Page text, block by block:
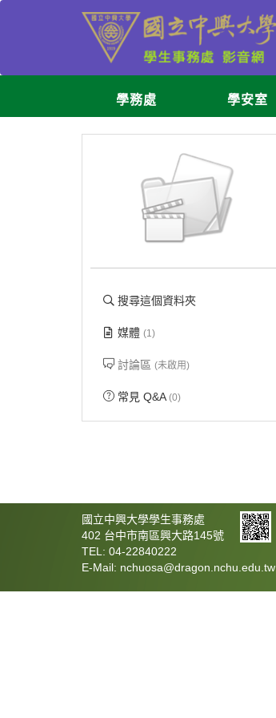
學務處 學安室
搜尋這個資料夾
媒體(1)
討論區(未啟用)
常見 Q&A(0)
國立中興大學學生事務處
402 台中市南區興大路145號
TEL: 04-22840222
E-Mail: nchuosa@dragon.nchu.edu.tw